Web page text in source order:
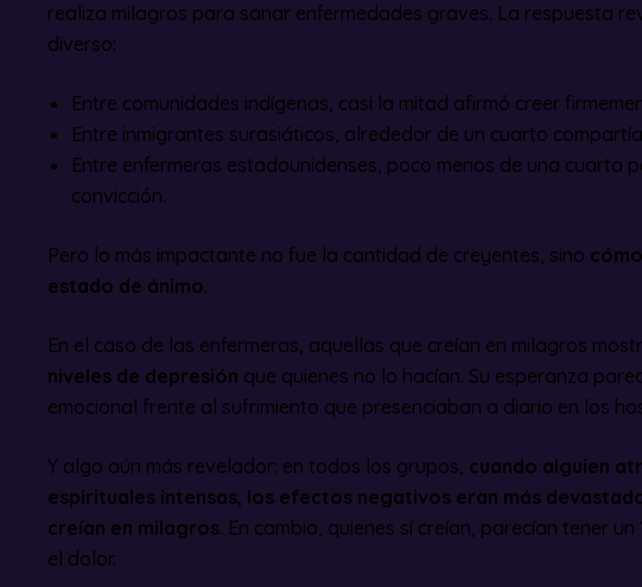
realiza milagros para sanar enfermedades graves. La respuesta
diverso:
Entre comunidades indígenas, casi la mitad afirmó creer
Entre inmigrantes surasiáticos, alrededor de un cuarto
Entre enfermeras estadounidenses, poco menos de una cuarta
convicción.
Pero lo más impactante no fue la cantidad de creyentes, sino
estado de ánimo.
En el caso de las enfermeras, aquellas que creían en milagros
niveles de depresión que quienes no lo hacían. Su esperanza
emocional frente al sufrimiento que presenciaban a diario en los
Y algo aún más revelador: en todos los grupos, cuando alguien
espirituales intensas, los efectos negativos eran más
creían en milagros. En cambio, quienes sí creían, parecían tener
el dolor.